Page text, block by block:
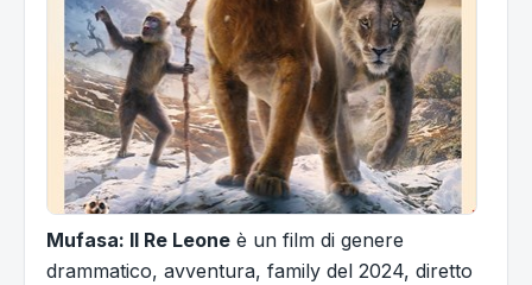
Mufasa: Il Re Leone è un film di genere
drammatico, avventura, family del 2024, diretto